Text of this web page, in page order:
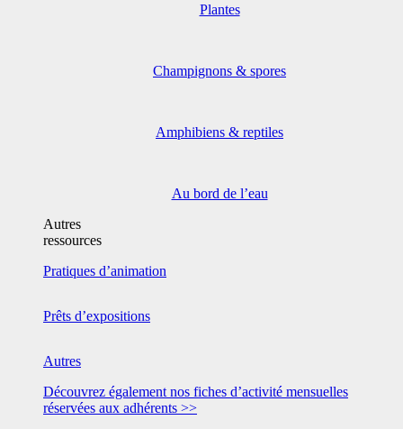
Plantes
Champignons & spores
Amphibiens & reptiles
Au bord de l’eau
Autres
ressources
Pratiques d’animation
Prêts d’expositions
Autres
Découvrez également nos fiches d’activité mensuelles
réservées aux adhérents >>